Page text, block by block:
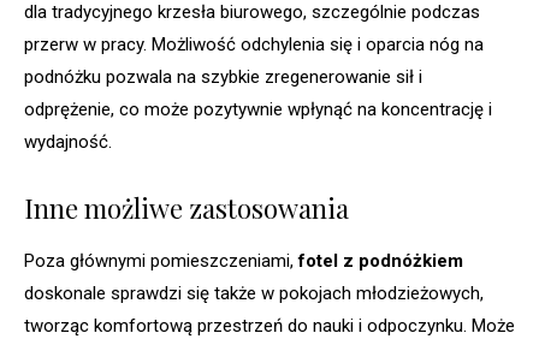
dla tradycyjnego krzesła biurowego, szczególnie podczas
przerw w pracy. Możliwość odchylenia się i oparcia nóg na
podnóżku pozwala na szybkie zregenerowanie sił i
odprężenie, co może pozytywnie wpłynąć na koncentrację i
wydajność.
Inne możliwe zastosowania
Poza głównymi pomieszczeniami,fotel z podnóżkiem
doskonale sprawdzi się także w pokojach młodzieżowych,
tworząc komfortową przestrzeń do nauki i odpoczynku. Może